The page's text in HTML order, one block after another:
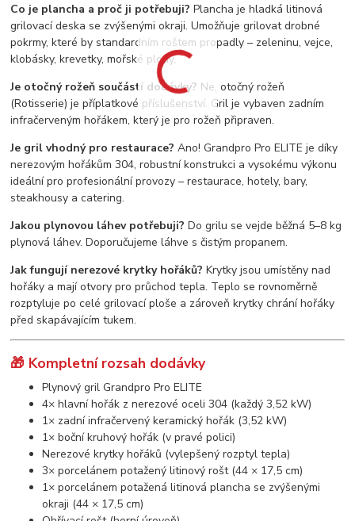
Co je plancha a proč ji potřebuji? Plancha je hladká litinová
grilovací deska se zvýšenými okraji. Umožňuje grilovat drobné
pokrmy, které by standardním roštem propadly – zeleninu, vejce,
klobásky, krevetky, mořské plody.
Je otočný rožeň součástí dodávky? Ne, otočný rožeň
(Rotisserie) je příplatkové příslušenství. Gril je vybaven zadním
infračerveným hořákem, který je pro rožeň připraven.
Je gril vhodný pro restaurace? Ano! Grandpro Pro ELITE je díky
nerezovým hořákům 304, robustní konstrukci a vysokému výkonu
ideální pro profesionální provozy – restaurace, hotely, bary,
steakhousy a catering.
Jakou plynovou láhev potřebuji? Do grilu se vejde běžná 5–8 kg
plynová láhev. Doporučujeme láhve s čistým propanem.
Jak fungují nerezové krytky hořáků? Krytky jsou umístěny nad
hořáky a mají otvory pro průchod tepla. Teplo se rovnoměrně
rozptyluje po celé grilovací ploše a zároveň krytky chrání hořáky
před skapávajícím tukem.
🎁 Kompletní rozsah dodávky
Plynový gril Grandpro Pro ELITE
4× hlavní hořák z nerezové oceli 304 (každý 3,52 kW)
1× zadní infračervený keramický hořák (3,52 kW)
1× boční kruhový hořák (v pravé polici)
Nerezové krytky hořáků (vylepšený rozptyl tepla)
3× porcelánem potažený litinový rošt (44 × 17,5 cm)
1× porcelánem potažená litinová plancha se zvýšenými
okraji (44 × 17,5 cm)